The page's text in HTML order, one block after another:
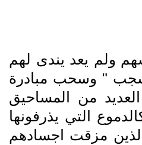
ولم يعد يندى لهم
" وسحب مبادرة
العديد من المساحيق
التي يذرفونها
مزقت اجسادهم